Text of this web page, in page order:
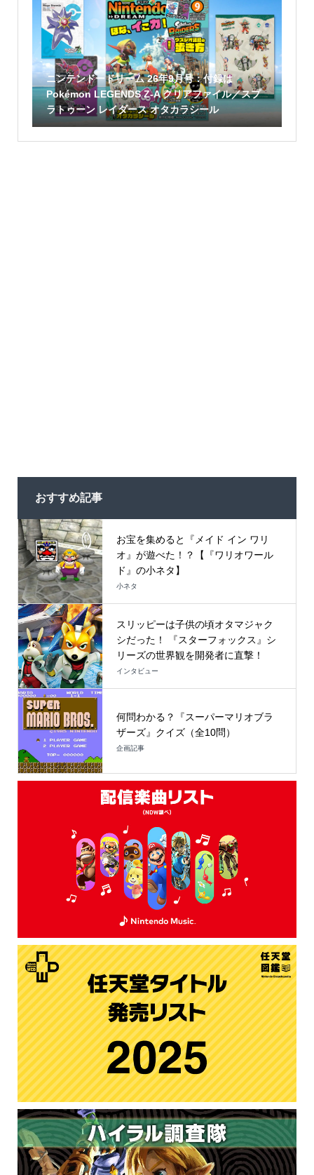
ニンテンドードリーム 26年9月号：付録は
Pokémon LEGENDS Z-A クリアファイル／スプ
ラトゥーン レイダース オタカラシール
おすすめ記事
お宝を集めると『メイド イン ワリ
オ』が遊べた！？【『ワリオワール
ド』の小ネタ】
小ネタ
スリッピーは子供の頃オタマジャク
シだった！ 『スターフォックス』シ
リーズの世界観を開発者に直撃！
インタビュー
何問わかる？『スーパーマリオブラ
ザーズ』クイズ（全10問）
企画記事